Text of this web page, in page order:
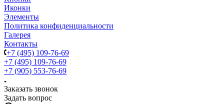
Иконки
Элементы
Политика конфиденциальности
Галерея
Контакты
+7 (495) 109-76-69
+7 (495) 109-76-69
+7 (905) 553-76-69
Заказать звонок
Задать вопрос